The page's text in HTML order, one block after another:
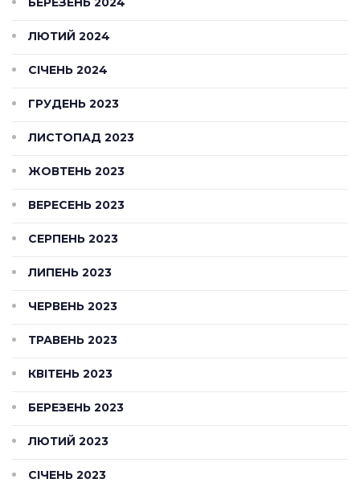
ЛЮТИЙ 2024
СІЧЕНЬ 2024
ГРУДЕНЬ 2023
ЛИСТОПАД 2023
ЖОВТЕНЬ 2023
ВЕРЕСЕНЬ 2023
СЕРПЕНЬ 2023
ЛИПЕНЬ 2023
ЧЕРВЕНЬ 2023
ТРАВЕНЬ 2023
КВІТЕНЬ 2023
БЕРЕЗЕНЬ 2023
ЛЮТИЙ 2023
СІЧЕНЬ 2023